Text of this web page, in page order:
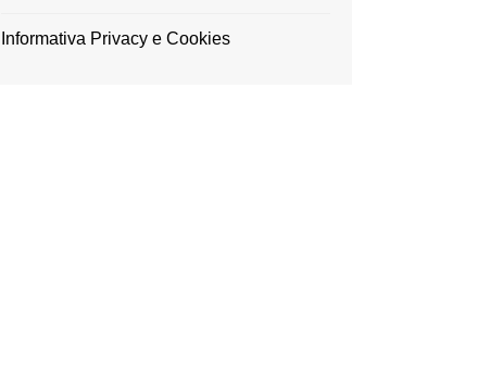
Informativa Privacy e Cookies